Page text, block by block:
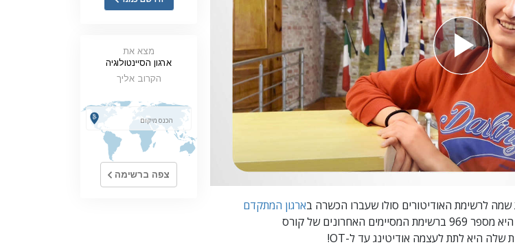
כלים למקום העבודה
אתיקה ומצבי הפעולה
הגורם לדיכוי
יסודות ההתארגנות
היסודות של יחסי ציבור
לרשימת האודיטורים סולו שעברו הכשרה בארגון המתקדם
. ילידת סלובקיה הזו היא מספר 969 ברשימת המסיימים האחרונים של קורס
שלה היאלתת לעצמה אודיטינג עד ל-OT!
מצא את
ארגון הסיינטולוגיה
הקרוב אליך
צפה ברשימה